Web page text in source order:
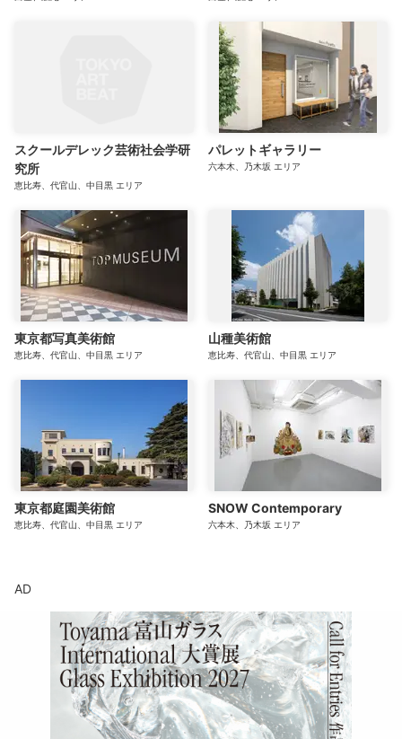
スクールデレック芸術社会学研
究所
恵比寿、代官山、中目黒 エリア
パレットギャラリー
六本木、乃木坂 エリア
東京都写真美術館
恵比寿、代官山、中目黒 エリア
山種美術館
恵比寿、代官山、中目黒 エリア
東京都庭園美術館
恵比寿、代官山、中目黒 エリア
SNOW Contemporary
六本木、乃木坂 エリア
AD